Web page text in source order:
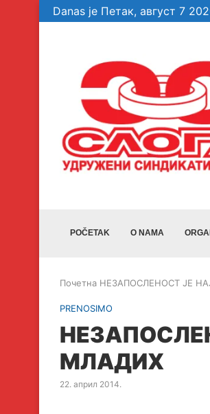
Danas je Петак, август 7
garancije, a... Veselinović: Bez
POČETAK O NAMA
Почетна НЕЗАПОСЛЕНОСТ ЈЕ
PRENOSIMO
МЛАДИХ
22. април 2014.